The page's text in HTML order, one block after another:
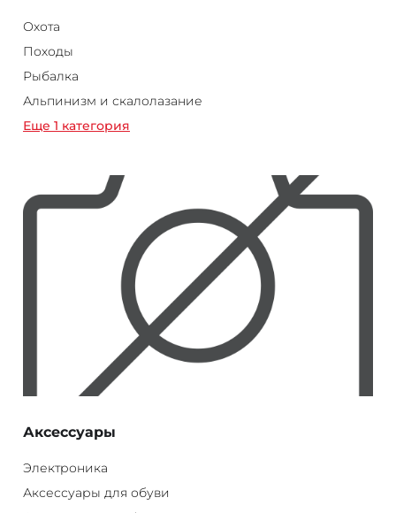
Охота
Походы
Рыбалка
Альпинизм и скалолазание
Еще 1 категория
Аксессуары
Электроника
Аксессуары для обуви